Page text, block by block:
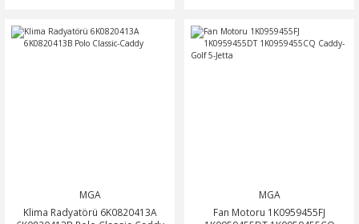
MGA
Klima Radyatörü 6K0820413A
MGA
Fan Motoru 1K0959455FJ